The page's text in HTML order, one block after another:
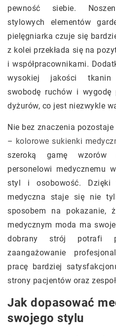
pewność siebie.
stylowych elementów
pielęgniarka czuje się
z kolei przekłada się na
i współpracownikami.
wysokiej jakości tkanin
swobodę ruchów i wygodę
dyżurów, co jest niezwykle
Nie bez znaczenia
– kolorowe sukienki
szeroką gamę wzorów
personelowi medycznemu
styl i osobowość. Dzięki
medyczna staje się nie
sposobem na pokazanie,
medycznym moda ma
dobrany strój potrafi
zaangażowanie
pracę bardziej
strony pacjentów oraz
Jak dopasować
swojego stylu